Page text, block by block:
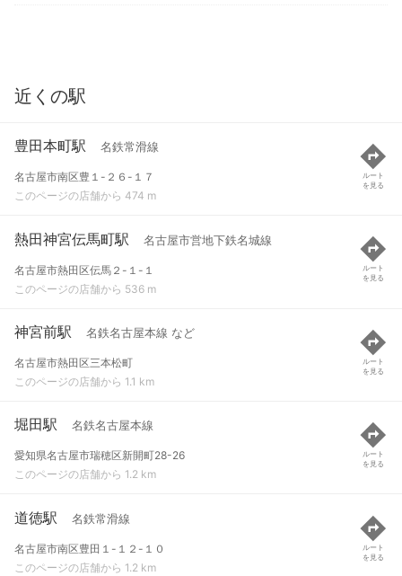
近くの駅
豊田本町駅 名鉄常滑線
名古屋市南区豊１-２６-１７
このページの店舗から 474 m
ルート
を見る
熱田神宮伝馬町駅 名古屋市営地下鉄名城線
名古屋市熱田区伝馬２-１-１
このページの店舗から 536 m
ルート
を見る
神宮前駅 名鉄名古屋本線 など
名古屋市熱田区三本松町
このページの店舗から 1.1 km
ルート
を見る
堀田駅 名鉄名古屋本線
愛知県名古屋市瑞穂区新開町28-26
このページの店舗から 1.2 km
ルート
を見る
道徳駅 名鉄常滑線
名古屋市南区豊田１-１２-１０
このページの店舗から 1.2 km
ルート
を見る